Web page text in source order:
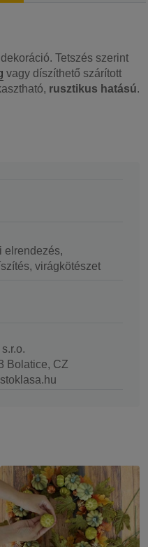
Tetszés szerint
vagy díszíthető szárított
rusztikus hatású.
elrendezés,
virágkötészet
Bolatice, CZ